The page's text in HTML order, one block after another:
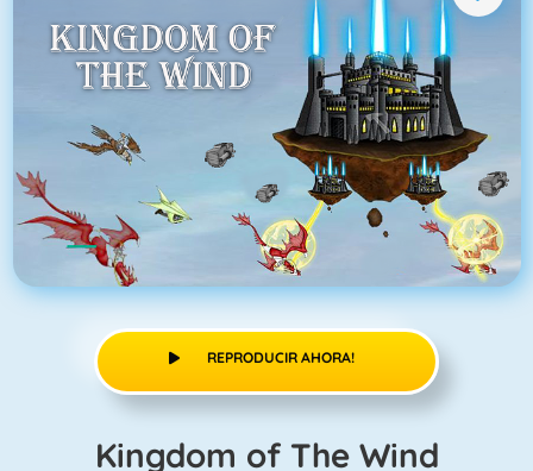
REPRODUCIR AHORA!
Kingdom of The Wind